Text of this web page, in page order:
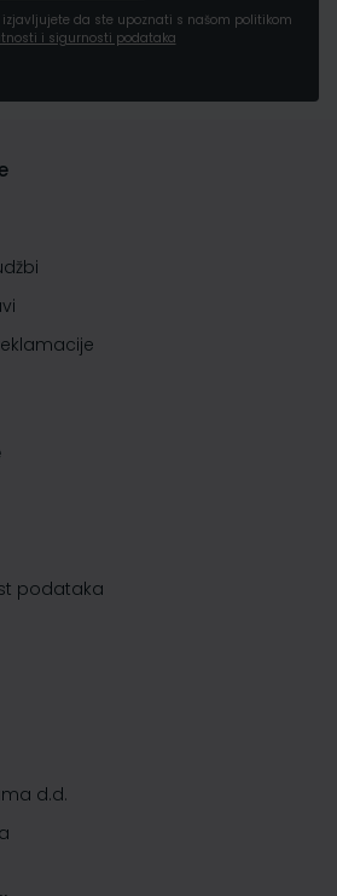
da ste upoznati s našom politikom
i sigurnosti podataka
podataka
d.d.